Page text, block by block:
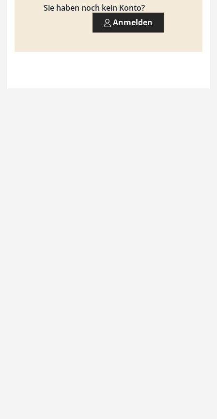
9
0
Sie haben noch kein Konto?
Anmelden